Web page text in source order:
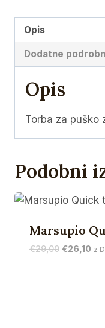
cm)
količina
Opis
Dodatne
Opis
Torba za puško
Podobni
Marsupio
€29,00 Izvirna
€26,10 z